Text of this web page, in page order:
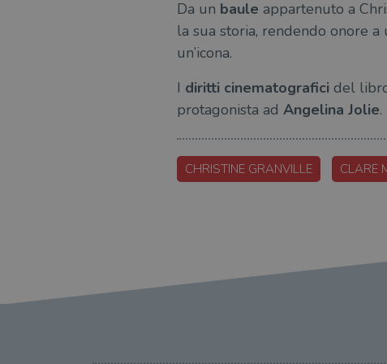
Da un baule appartenuto a
la sua storia, rendendo onore
un’icona.
I diritti cinematograficidel libro
protagonista ad Angelina Jolie.
CHRISTINE GRANVILLE CLARE